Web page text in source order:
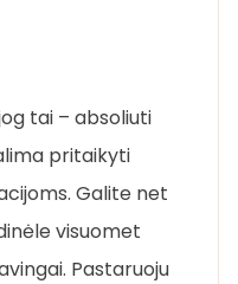
tai – absoliuti
pritaikyti
Galite net
visuomet
Pastaruoju